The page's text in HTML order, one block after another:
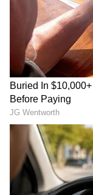
టీమిండియాకి 254
తర్వాత కూడా
ఇష్టపడలేదు.
అనేది ఓ గొప్ప
ఆధిపత్యానికి